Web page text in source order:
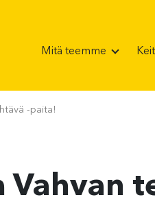
Mitä teemme
-paita!
Vahvan